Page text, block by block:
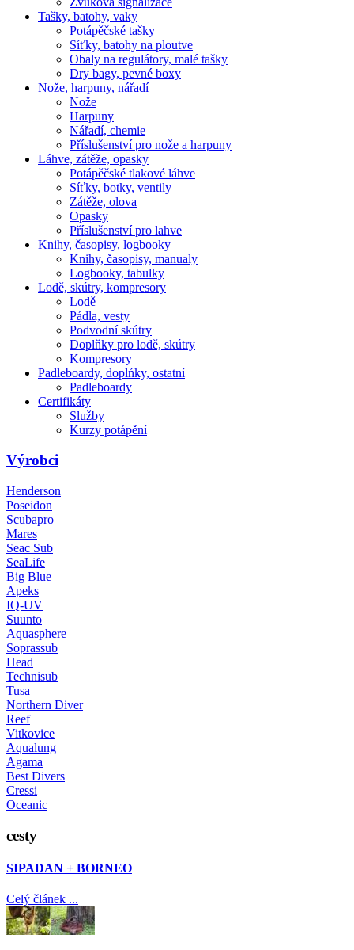
Tašky, batohy, vaky
Potápěčské tašky
Síťky, batohy na ploutve
Obaly na regulátory, malé tašky
Dry bagy, pevné boxy
Nože, harpuny, nářadí
Nože
Harpuny
Nářadí, chemie
Příslušenství pro nože a harpuny
Láhve, zátěže, opasky
Potápěčské tlakové láhve
Síťky, botky, ventily
Zátěže, olova
Opasky
Příslušenství pro lahve
Knihy, časopisy, logbooky
Knihy, časopisy, manualy
Logbooky, tabulky
Lodě, skútry, kompresory
Lodě
Pádla, vesty
Podvodní skútry
Doplňky pro lodě, skútry
Kompresory
Padleboardy, doplńky, ostatní
Padleboardy
Certifikáty
Služby
Kurzy potápění
Výrobci
Henderson
Poseidon
Scubapro
Mares
Seac Sub
SeaLife
Big Blue
Apeks
IQ-UV
Suunto
Aquasphere
Soprassub
Head
Technisub
Tusa
Northern Diver
Reef
Vitkovice
Aqualung
Agama
Best Divers
Cressi
Oceanic
cesty
SIPADAN + BORNEO
Celý článek ...